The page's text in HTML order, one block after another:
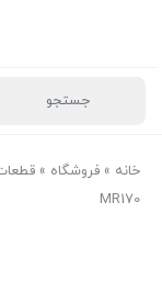
خانه » فروشگاه »
MR170